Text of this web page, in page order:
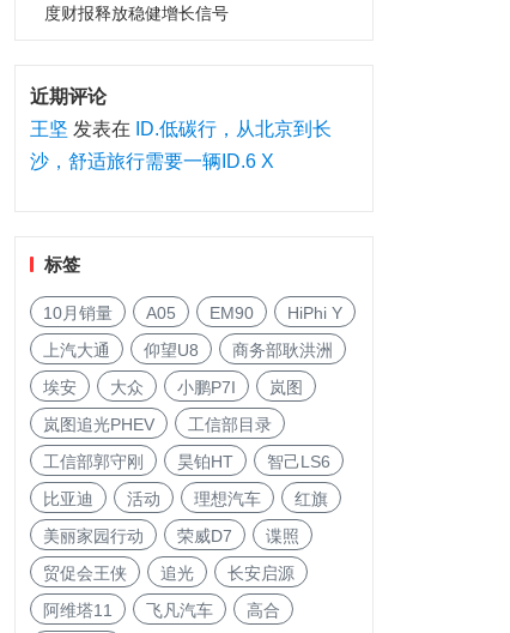
度财报释放稳健增长信号
近期评论
王坚 发表在
ID.低碳行，从北京到长
沙，舒适旅行需要一辆ID.6 X
标签
10月销量 A05 EM90
HiPhi Y
上汽大通
仰望U8
商务部耿洪洲
埃安
大众 小鹏P7I
岚图
岚图追光PHEV
工信部目录
工信部郭守刚
昊铂HT
智己LS6
比亚迪
活动 理想汽车
红旗
美丽家园行动
荣威D7
谍照
贸促会王侠
追光
长安启源
阿维塔11
飞凡汽车
高合